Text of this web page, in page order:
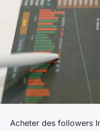
Acheter des followers